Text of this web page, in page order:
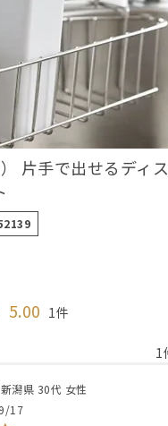
片手で出せるディ
5.00 1
1
新潟県 30代 女性
17